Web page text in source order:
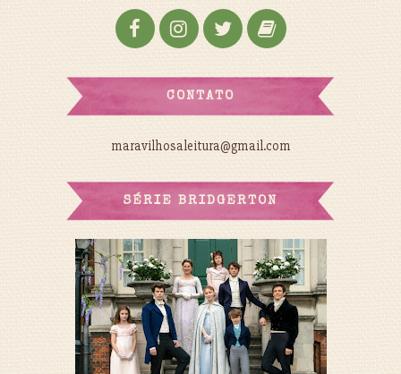
CONTATO
maravilhosaleitura@gmail.com
SÉRIE BRIDGERTON